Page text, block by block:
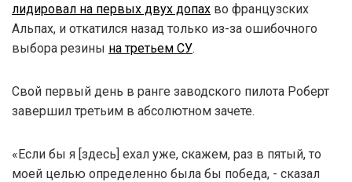
лидировал на первых двух допах во французских
Альпах, и откатился назад только из-за ошибочного
выбора резины на третьем СУ.
Свой первый день в ранге заводского пилота Роберт
завершил третьим в абсолютном зачете.
«Если бы я [здесь] ехал уже, скажем, раз в пятый, то
моей целью определенно была бы победа, - сказал